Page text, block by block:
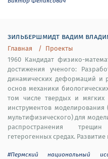
зильбершмидт вадим
Главная
Проекты
1960 Кандидат физико-
достижения ученого:
динамических деформаций и
основ механики
том числе твердых и мягких
инструментов
мультифизического) для
распространения
гетерогенных средах. Развитие
#Пермский национальный